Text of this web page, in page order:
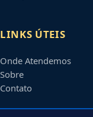
LINKS ÚTEIS
Onde Atendemos
Sobre
Contato